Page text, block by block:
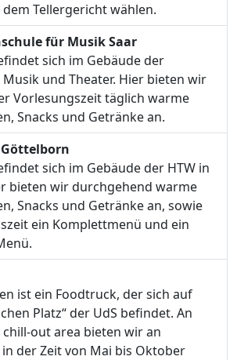
Tellergericht wählen.
für Musik Saar
sich im Gebäude der
und Theater. Hier bieten wir
Vorlesungszeit täglich warme
Snacks und Getränke an.
Göttelborn
sich im Gebäude der HTW in
bieten wir durchgehend warme
Snacks und Getränke an, sowie
ein Komplettmenü und ein
ist ein Foodtruck, der sich auf
Platz“ der UdS befindet. An
out area bieten wir an
der Zeit von Mai bis Oktober